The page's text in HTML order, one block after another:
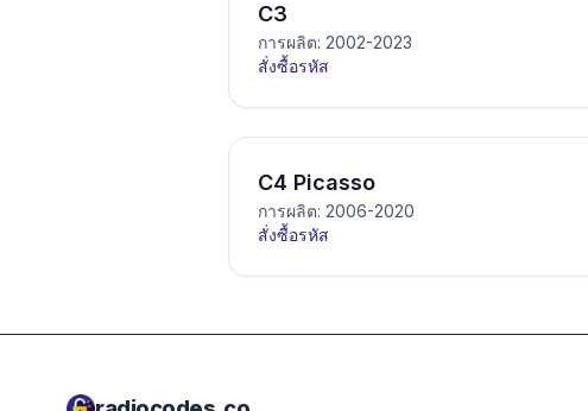
C3
การผลิต: 2002-2023
สั่งซื้อรหัส
C4 Picasso
การผลิต: 2006-2020
สั่งซื้อรหัส